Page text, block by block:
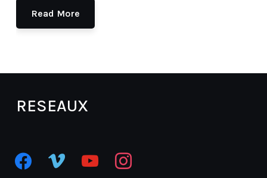
Read More
RESEAUX
facebookvimeo youtube instagram